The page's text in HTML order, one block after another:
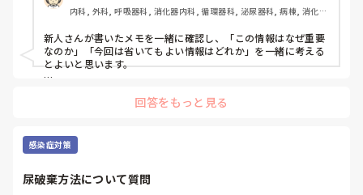
のですが、絶対に内部に行かせたいと思ったのか、学年で私
だけ推薦して確実にA病院に行ける事になりました。
でも、そんなこと頼んでいません。B病院を受けることは何
度もお伝えしているのに…勝手に推薦されて、「推薦してあ
げてここまでやってあげてるのに外部受けるなんて有り得な
いしそれって人としてどうなの？」と言われました。八方塞
私の学校では担任→校長の許可が降りないと必要書類の申請
をすることができません。申請が通っても貰えるまで１ヶ月
かかります。
内科, 外科, 呼吸器科, 消化器内科, 循環器科, 泌尿器科, 病棟, 消化器
新人さんが書いたメモを一緒に確認し、「この情報はなぜ重要
なのか」「今回は省いてもよい情報はどれか」を一緒に考える
とよいと思います。
的に照らして振り返ることで、重要度を判断する力が少しずつ
要な内容を選べるよう支援するとよいと思います。
回答をもっと見る
感染症対策
尿破棄方法について質問